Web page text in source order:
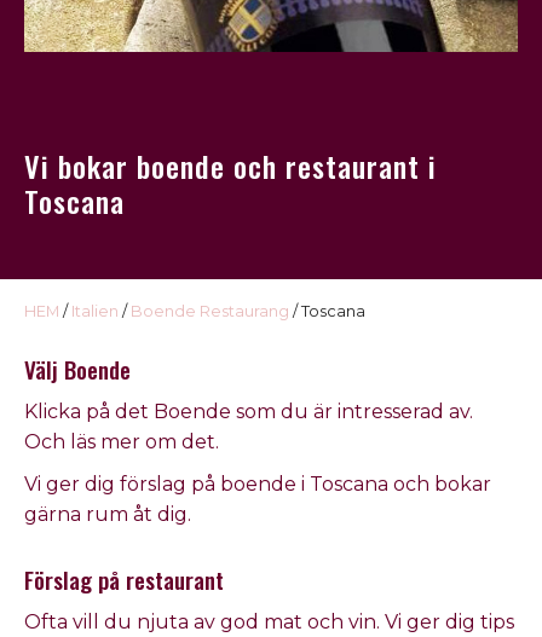
USA
Vi bokar boende och restaurant i
Toscana
HEM / Italien / Boende Restaurang / Toscana
Välj Boende
Klicka på det Boende som du är intresserad av.
Och läs mer om det.
Vi ger dig förslag på boende i Toscana och bokar
gärna rum åt dig.
Förslag på restaurant
Ofta vill du njuta av god mat och vin. Vi ger dig tips